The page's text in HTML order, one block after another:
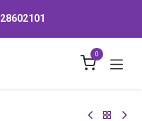
28602101
0